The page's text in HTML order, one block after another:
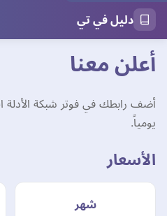
دليل في تي
أعلن معنا
يومياً.
الأسعار
شهر